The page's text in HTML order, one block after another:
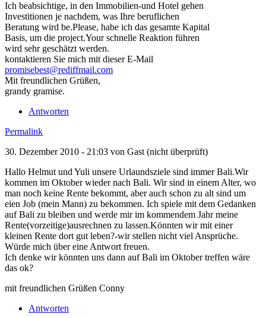
Ich beabsichtige, in den Immobilien-und Hotel gehen
Investitionen je nachdem, was Ihre beruflichen
Beratung wird be.Please, habe ich das gesamte Kapital
Basis, um die project.Your schnelle Reaktion führen
wird sehr geschätzt werden.
kontaktieren Sie mich mit dieser E-Mail
promisebest@rediffmail.com
Mit freundlichen Grüßen,
grandy gramise.
Antworten
Permalink
30. Dezember 2010 - 21:03 von Gast (nicht überprüft)
Hallo Helmut und Yuli unsere Urlaundsziele sind immer Bali.Wir
kommen im Oktober wieder nach Bali. Wir sind in einem Alter, wo
man noch keine Rente bekommt, aber auch schon zu alt sind um
eien Job (mein Mann) zu bekommen. Ich spiele mit dem Gedanken
auf Bali zu bleiben und werde mir im kommendem Jahr meine
Rente(vorzeitige)ausrechnen zu lassen.Könnten wir mit einer
kleinen Rente dort gut leben?-wir stellen nicht viel Ansprüche.
Würde mich über eine Antwort freuen.
Ich denke wir könnten uns dann auf Bali im Oktober treffen wäre
das ok?
mit freundlichen Grüßen Conny
Antworten